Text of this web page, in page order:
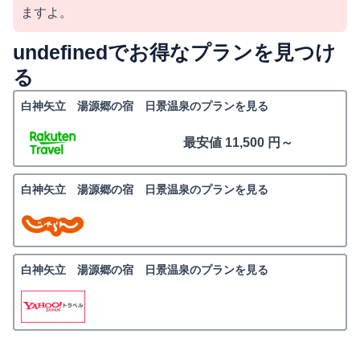
ますよ。
undefinedでお得なプランを見つけ
る
白神矢立 湯源郷の宿 日景温泉のプランを見る
最安値 11,500 円～
白神矢立 湯源郷の宿 日景温泉のプランを見る
白神矢立 湯源郷の宿 日景温泉のプランを見る